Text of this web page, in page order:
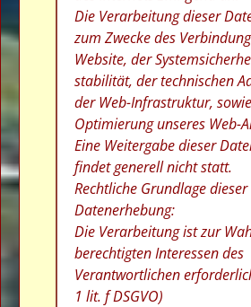
Die Verarbeitung dieser
zum Zwecke des
Website, der
stabilität, der technischen
der Web-Infrastruktur,
Optimierung unseres Web-
Eine Weitergabe dieser
findet generell nicht statt.
Rechtliche Grundlage dieser
Datenerhebung:
Die Verarbeitung ist zur
berechtigten Interessen des
Verantwortlichen
1 lit. f DSGVO)